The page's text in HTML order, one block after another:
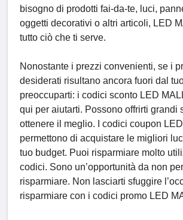
bisogno di prodotti fai-da-te, luci,
oggetti decorativi o altri articoli, LED
tutto ciò che ti serve.
Nonostante i prezzi convenienti, se i
desiderati risultano ancora fuori dal
preoccuparti: i codici sconto LED
qui per aiutarti. Possono offrirti grandi
ottenere il meglio. I codici coupon
permettono di acquistare le migliori
tuo budget. Puoi risparmiare molto
codici. Sono un’opportunità da non
risparmiare. Non lasciarti sfuggire
risparmiare con i codici promo LED